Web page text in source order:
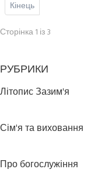
Кінець
Сторінка 1 із 3
РУБРИКИ
Літопис Зазим'я
Сім'я та виховання
Про богослужіння